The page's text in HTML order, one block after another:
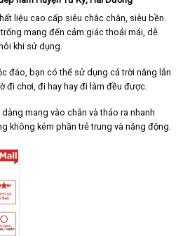
liệu cao cấp siêu chắc chắn, siêu bền.
mang đến cảm giác thoải mái, dễ
khi sử dụng.
đáo, bạn có thể sử dụng cả trời nắng lẫn
đi chơi, đi hay hay đi làm đều được.
mang vào chân và tháo ra nhanh
không kém phần trẻ trung và năng động.